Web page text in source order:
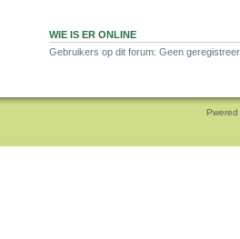
WIE IS ER ONLINE
Gebruikers op dit forum: Geen